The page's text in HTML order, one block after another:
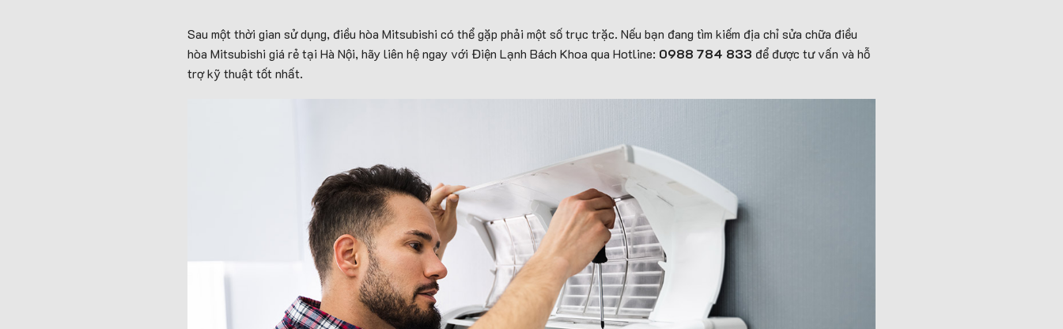
Sau một thời gian sử dụng, điều hòa Mitsubishi có thể gặp phải một số trục trặc. Nếu bạn đang tìm kiếm địa chỉ sửa chữa điều
hòa Mitsubishi giá rẻ tại Hà Nội, hãy liên hệ ngay với Điện Lạnh Bách Khoa qua Hotline: 0988 784 833 để được tư vấn và hỗ
trợ kỹ thuật tốt nhất.